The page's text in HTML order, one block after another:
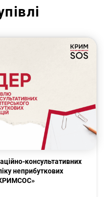
консультативних
неприбуткових